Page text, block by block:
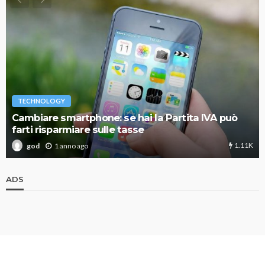
TECHNOLOGY
Cambiare smartphone: se hai la Partita IVA può
farti risparmiare sulle tasse
god 1 anno ago 1.11K
ADS